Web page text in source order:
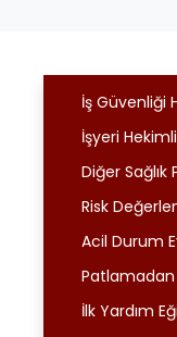
İş Güvenliği
İşyeri
Diğer Sağlık
Risk
Acil Durum
Patlamadan
İlk Yardım